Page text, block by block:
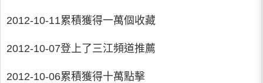
2012-10-11累積獲得一萬個收藏
2012-10-07登上了三江頻道推薦
2012-10-06累積獲得十萬點擊